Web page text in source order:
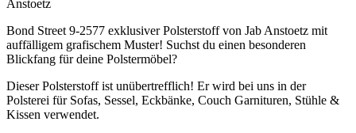
Anstoetz
Bond Street 9-2577 exklusiver Polsterstoff von Jab Anstoetz mit
auffälligem grafischem Muster! Suchst du einen besonderen
Blickfang für deine Polstermöbel?
Dieser Polsterstoff ist unübertrefflich! Er wird bei uns in der
Polsterei für Sofas, Sessel, Eckbänke, Couch Garnituren, Stühle &
Kissen verwendet.